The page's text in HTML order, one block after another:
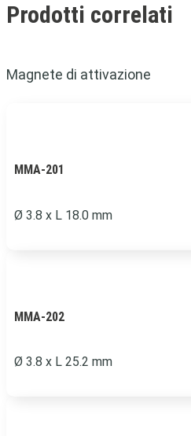
Prodotti correlati
Magnete di attivazione
MMA-201
Ø 3.8 x L 18.0 mm
MMA-202
Ø 3.8 x L 25.2 mm